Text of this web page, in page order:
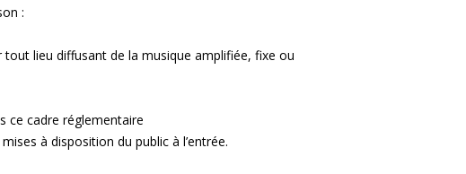
:
lieu diffusant de la musique amplifiée, fixe ou
ce cadre réglementaire
à disposition du public à l’entrée.